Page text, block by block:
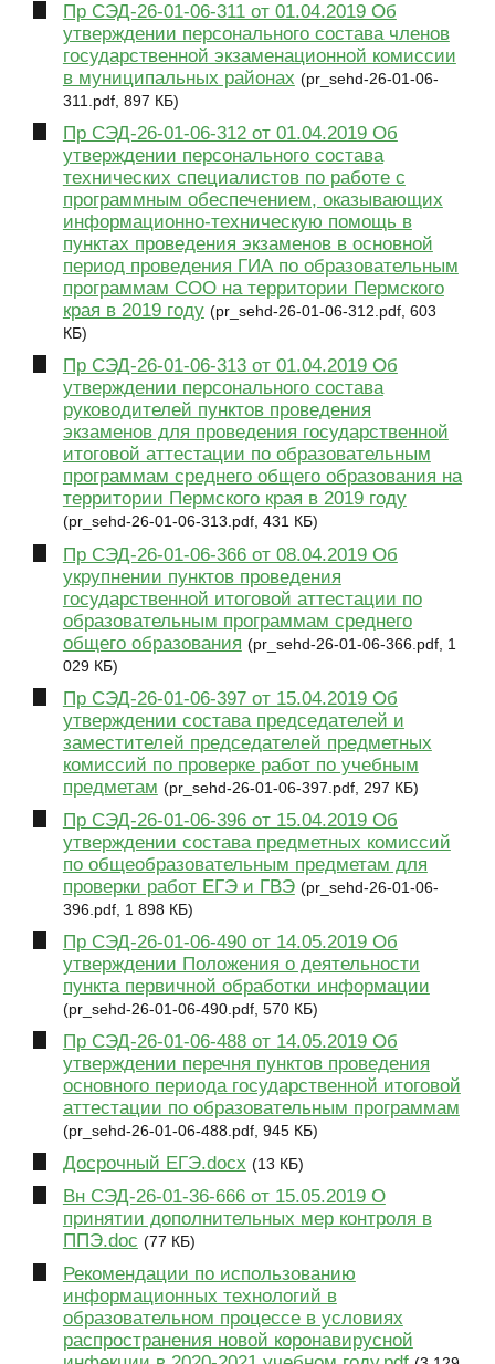
Пр СЭД-26-01-06-311 от 01.04.2019 Об
утверждении персонального состава членов
государственной экзаменационной комиссии
в муниципальных районах (pr_sehd-26-01-06-
311.pdf, 897 КБ)
Пр СЭД-26-01-06-312 от 01.04.2019 Об
утверждении персонального состава
технических специалистов по работе с
программным обеспечением, оказывающих
информационно-техническую помощь в
пунктах проведения экзаменов в основной
период проведения ГИА по образовательным
программам СОО на территории Пермского
края в 2019 году (pr_sehd-26-01-06-312.pdf, 603
КБ)
Пр СЭД-26-01-06-313 от 01.04.2019 Об
утверждении персонального состава
руководителей пунктов проведения
экзаменов для проведения государственной
итоговой аттестации по образовательным
программам среднего общего образования на
территории Пермского края в 2019 году
(pr_sehd-26-01-06-313.pdf, 431 КБ)
Пр СЭД-26-01-06-366 от 08.04.2019 Об
укрупнении пунктов проведения
государственной итоговой аттестации по
образовательным программам среднего
общего образования (pr_sehd-26-01-06-366.pdf, 1
029 КБ)
Пр СЭД-26-01-06-397 от 15.04.2019 Об
утверждении состава председателей и
заместителей председателей предметных
комиссий по проверке работ по учебным
предметам (pr_sehd-26-01-06-397.pdf, 297 КБ)
Пр СЭД-26-01-06-396 от 15.04.2019 Об
утверждении состава предметных комиссий
по общеобразовательным предметам для
проверки работ ЕГЭ и ГВЭ (pr_sehd-26-01-06-
396.pdf, 1 898 КБ)
Пр СЭД-26-01-06-490 от 14.05.2019 Об
утверждении Положения о деятельности
пункта первичной обработки информации
(pr_sehd-26-01-06-490.pdf, 570 КБ)
Пр СЭД-26-01-06-488 от 14.05.2019 Об
утверждении перечня пунктов проведения
основного периода государственной итоговой
аттестации по образовательным программам
(pr_sehd-26-01-06-488.pdf, 945 КБ)
Досрочный ЕГЭ.docx (13 КБ)
Вн СЭД-26-01-36-666 от 15.05.2019 О
принятии дополнительных мер контроля в
ППЭ.doc (77 КБ)
Рекомендации по использованию
информационных технологий в
образовательном процессе в условиях
распространения новой коронавирусной